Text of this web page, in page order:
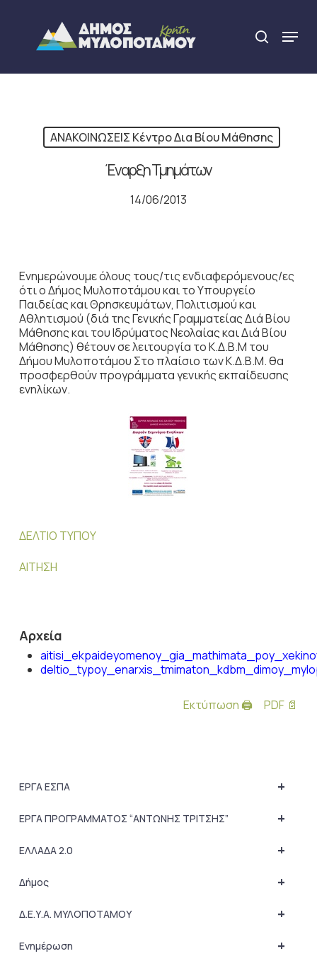
content
search
Menu
ΑΝΑΚΟΙΝΩΣΕΙΣ Κέντρο Δια Βίου Μάθησης
Έναρξη Τμημάτων
14/06/2013
Ενημερώνουμε όλους τους/τις ενδιαφερόμενους/ες
ότι ο Δήμος Μυλοποτάμου και το Υπουργείο
Παιδείας και Θρησκευμάτων, Πολιτισμού και
Αθλητισμού (διά της Γενικής Γραμματείας Διά Βίου
Μάθησης και του Ιδρύματος Νεολαίας και Διά Βίου
Μάθησης) θέτουν σε λειτουργία το Κ.Δ.Β.Μ του
Δήμου Μυλοποτάμου Στο πλαίσιο των Κ.Δ.Β.Μ. θα
προσφερθούν προγράμματα γενικής εκπαίδευσης
ενηλίκων.
ΔΕΛΤΙΟ ΤΥΠΟΥ
ΑΙΤΗΣΗ
Αρχεία
Εκτύπωση 🖨 PDF 📄
+
ΕΡΓΑ ΕΣΠΑ
+
ΕΡΓΑ ΠΡΟΓΡΑΜΜΑΤΟΣ “ΑΝΤΩΝΗΣ ΤΡΙΤΣΗΣ”
+
ΕΛΛΑΔΑ 2.0
+
Δήμος
+
Δ.Ε.Υ.Α. ΜΥΛΟΠΟΤΑΜΟΥ
+
Ενημέρωση
Close